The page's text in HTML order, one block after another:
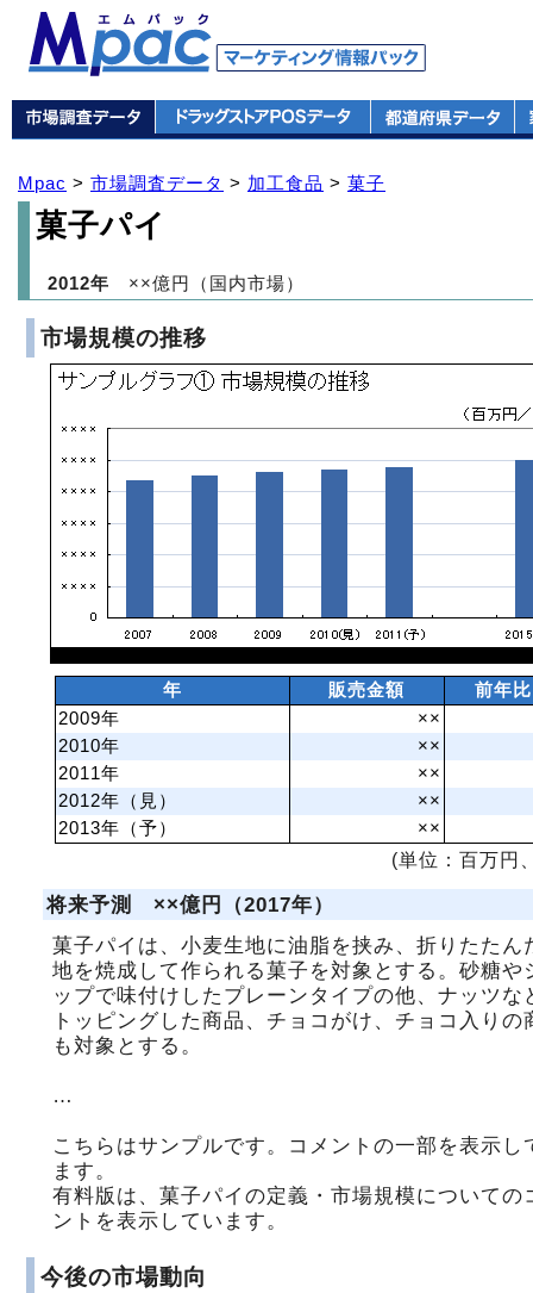
Mpac > 市場調査データ > 加工食品 > 菓子
菓子パイ
2012年 ××億円（国内市場）
市場規模の推移
年 販売金額
前年比
2009年
××
2010年
××
2011年
××
2012年（見）
××
2013年（予）
××
(単位：百万円
将来予測 ××億円（2017年）
菓子パイは、小麦生地に油脂を挟み、折りたたん
地を焼成して作られる菓子を対象とする。砂糖や
ップで味付けしたプレーンタイプの他、ナッツな
トッピングした商品、チョコがけ、チョコ入りの
も対象とする。
…
こちらはサンプルです。コメントの一部を表示し
ます。
有料版は、菓子パイの定義・市場規模についての
ントを表示しています。
今後の市場動向